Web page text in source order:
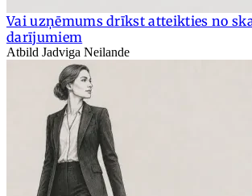
Vai uzņēmums drīkst atteikties no
darījumiem
Atbild Jadviga Neilande